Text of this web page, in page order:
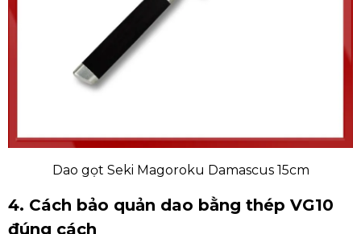
Dao gọt Seki Magoroku Damascus 15cm
4. Cách bảo quản dao bằng thép VG10
đúng cách